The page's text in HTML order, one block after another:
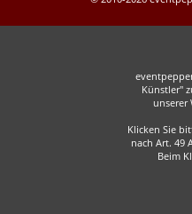
Künstler"
unserer
Klicken Sie
nach Art. 49
Beim